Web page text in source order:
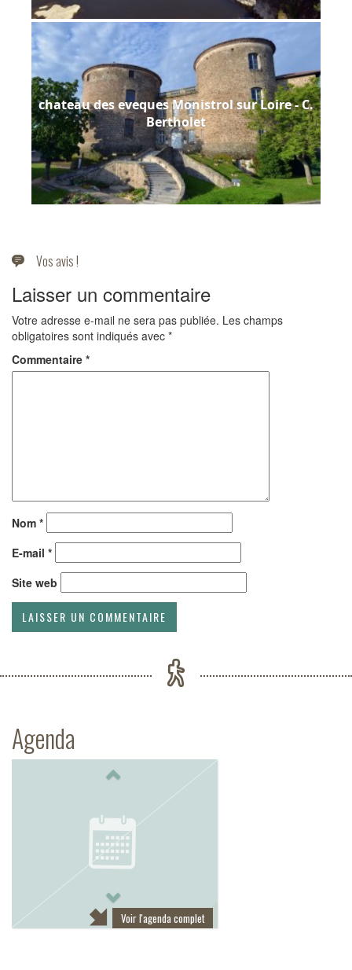
chateau des eveques Monistrol sur Loire - C.
Bertholet
Vos avis !
Laisser un commentaire
Votre adresse e-mail ne sera pas publiée. Les champs
obligatoires sont indiqués avec *
Commentaire *
Nom *
E-mail *
Site web
Agenda
Voir l'agenda complet